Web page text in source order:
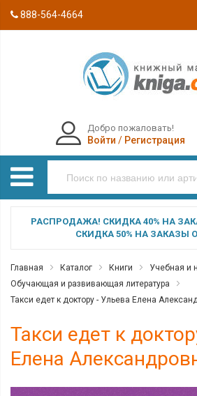
888-564-4664
Добро пожаловать!
Войти / Регистрация
РАСПРОДАЖА! СКИДКА 40% НА
СКИДКА 50% НА ЗАКАЗЫ
Главная Каталог Книги
Учебная и
Обучающая и развивающая литература
Такси едет к доктору - Ульева Елена
Такси едет к
Елена